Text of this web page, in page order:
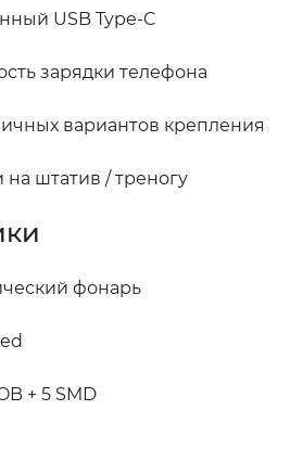
USB Type-C
зарядки телефона
вариантов крепления
штатив / треногу
фонарь
+ 5 SMD